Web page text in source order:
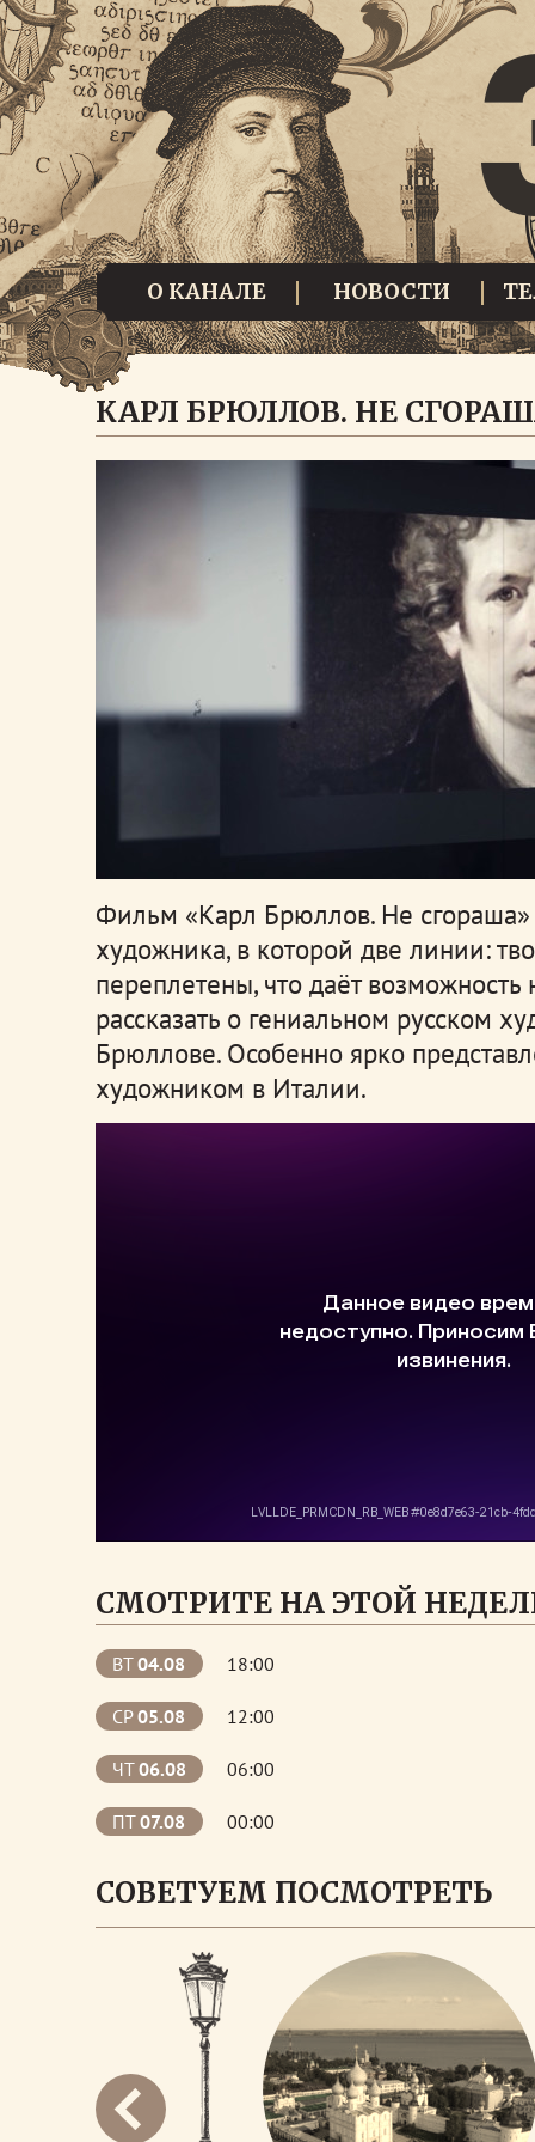
О КАНАЛЕ НОВОСТИ
КАРЛ БРЮЛЛОВ. НЕ
Фильм «Карл Брюллов. Не сгораша»
художника, в которой две линии:
переплетены, что даёт
рассказать о гениальном русском
Брюллове. Особенно ярко
художником в Италии.
СМОТРИТЕ НА ЭТОЙ
ВТ04.08 18:00
СР05.08 12:00
ЧТ06.08 06:00
ПТ07.08 00:00
СОВЕТУЕМ ПОСМОТРЕТЬ